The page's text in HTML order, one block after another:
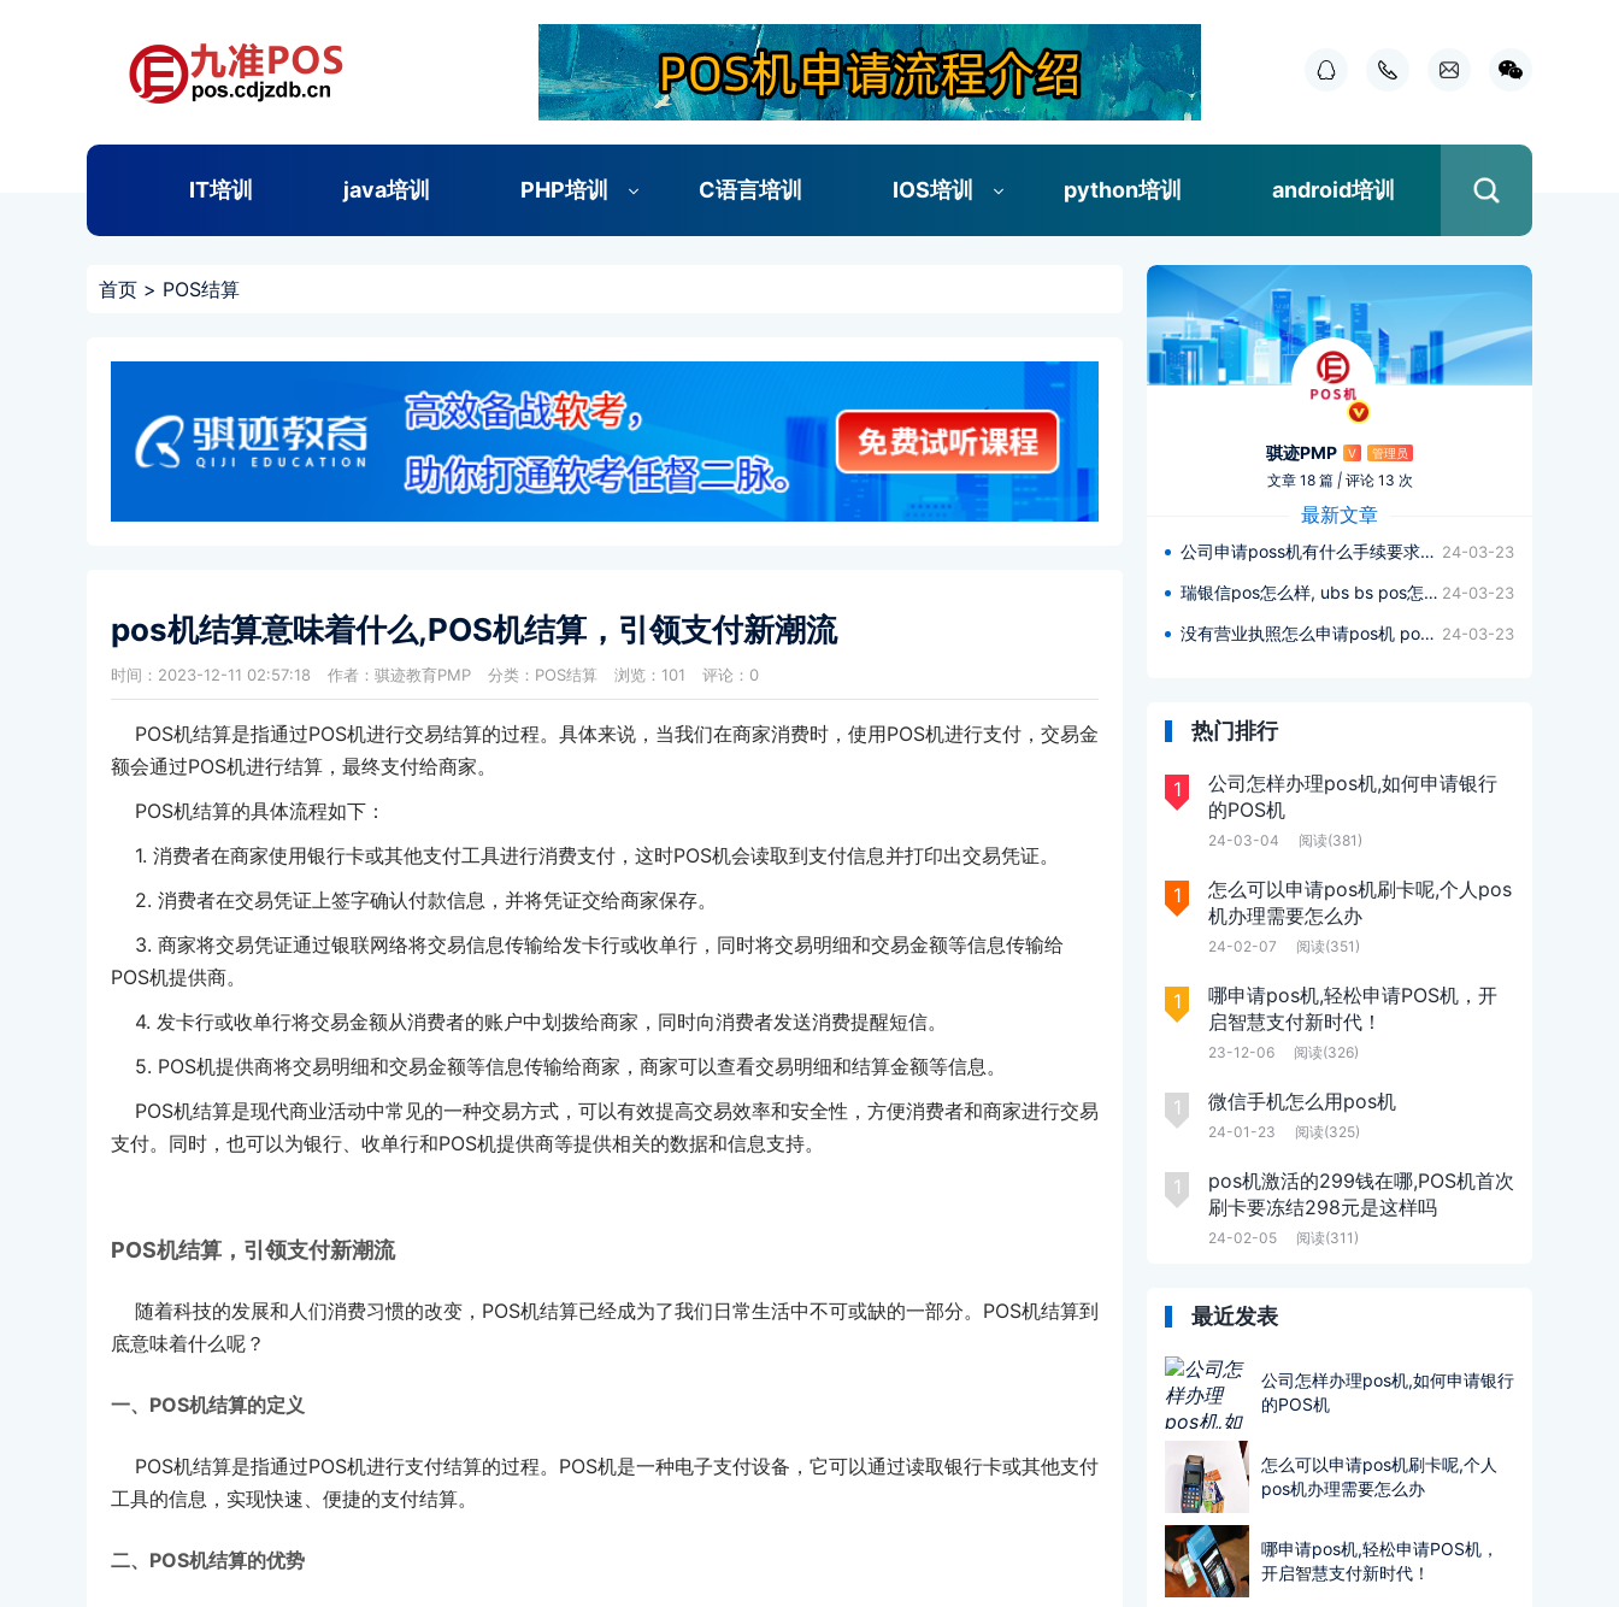
IT培训 java培训 PHP培训 C语言培训 IOS培训 python培训 android培训
首页 > POS结算
pos机结算意味着什么,POS机结算，引领支付新潮流
时间：2023-12-11 02:57:18 作者：骐迹教育PMP 分类： POS结算 浏览：101 评论：0
POS机结算是指通过POS机进行交易结算的过程。具体来说，当我们在商家消费时，使用POS机进行支付，交易金
额会通过POS机进行结算，最终支付给商家。
POS机结算的具体流程如下：
1. 消费者在商家使用银行卡或其他支付工具进行消费支付，这时POS机会读取到支付信息并打印出交易凭证。
2. 消费者在交易凭证上签字确认付款信息，并将凭证交给商家保存。
3. 商家将交易凭证通过银联网络将交易信息传输给发卡行或收单行，同时将交易明细和交易金额等信息传输给
POS机提供商。
4. 发卡行或收单行将交易金额从消费者的账户中划拨给商家，同时向消费者发送消费提醒短信。
5. POS机提供商将交易明细和交易金额等信息传输给商家，商家可以查看交易明细和结算金额等信息。
POS机结算是现代商业活动中常见的一种交易方式，可以有效提高交易效率和安全性，方便消费者和商家进行交易
支付。同时，也可以为银行、收单行和POS机提供商等提供相关的数据和信息支持。
POS机结算，引领支付新潮流
随着科技的发展和人们消费习惯的改变，POS机结算已经成为了我们日常生活中不可或缺的一部分。POS机结算到
底意味着什么呢？
一、POS机结算的定义
POS机结算是指通过POS机进行支付结算的过程。POS机是一种电子支付设备，它可以通过读取银行卡或其他支付
工具的信息，实现快速、便捷的支付结算。
二、POS机结算的优势
骐迹PMP V 管理员
文章 18 篇 |评论 13 次
最新文章
公司申请poss机有什么手续要求嘛多少钱,公司申请poss机办理什么手续要求多少钱? 24-03-23
瑞银信pos怎么样, ubs bs pos怎么样? 24-03-23
没有营业执照怎么申请pos机 pos申请呢,没有营业执照pos机如何申请pos ? 24-03-23
热门排行
1
公司怎样办理pos机,如何申请银行
的POS机
24-03-04 阅读(381)
1
怎么可以申请pos机刷卡呢,个人pos
机办理需要怎么办
24-02-07 阅读(351)
1
哪申请pos机,轻松申请POS机，开
启智慧支付新时代！
23-12-06 阅读(326)
1 微信手机怎么用pos机
24-01-23 阅读(325)
1
pos机激活的299钱在哪,POS机首次
刷卡要冻结298元是这样吗
24-02-05 阅读(311)
最近发表
公司怎样办理pos机,如何申请银行
的POS机
怎么可以申请pos机刷卡呢,个人
pos机办理需要怎么办
哪申请pos机,轻松申请POS机，
开启智慧支付新时代！